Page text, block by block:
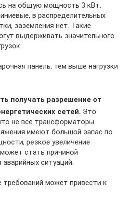
на общую мощность 3 кВт.
в распределительных
заземления нет. Такие
выдерживать значительного
панель, тем выше нагрузки
получать разрешение от
сетей. Это
не все трансформаторы
имеют большой запас по
резкое увеличение
стать причиной
ситуаций.
может привести к